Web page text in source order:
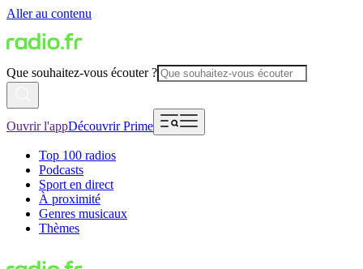
Aller au contenu
Que souhaitez-vous écouter ?
Ouvrir l'appDécouvrir Prime
Top 100 radios
Podcasts
Sport en direct
À proximité
Genres musicaux
Thèmes